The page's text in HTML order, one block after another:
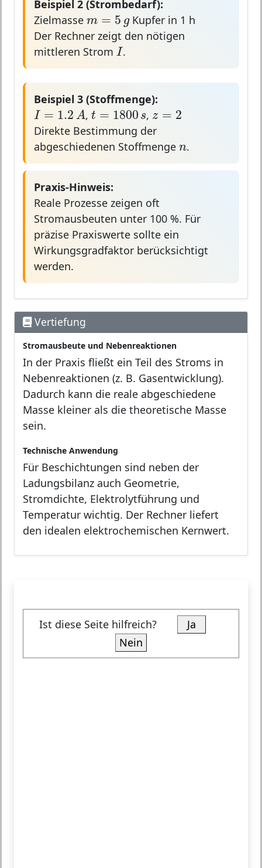
Beispiel 2 (Strombedarf):
Zielmasse m = 5 g
m=5gKupfer in 1 h
Der Rechner zeigt den nötigen
mittleren Strom I
I.
Beispiel 3 (Stoffmenge):
I = 1.2 A
I=1.2A , t = 1800 s
t=1800s, z = 2
z 2
Direkte Bestimmung der
abgeschiedenen Stoffmenge n.
Praxis-Hinweis:
Reale Prozesse zeigen oft
Stromausbeuten unter 100 %. Für
präzise Praxiswerte sollte ein
Wirkungsgradfaktor berücksichtigt
werden.
Vertiefung
Stromausbeute und Nebenreaktionen
In der Praxis fließt ein Teil des Stroms in
Nebenreaktionen (z. B. Gasentwicklung).
Dadurch kann die reale abgeschiedene
Masse kleiner als die theoretische Masse
sein.
Technische Anwendung
Für Beschichtungen sind neben der
Ladungsbilanz auch Geometrie,
Stromdichte, Elektrolytführung und
Temperatur wichtig. Der Rechner liefert
den idealen elektrochemischen Kernwert.
Ist diese Seite hilfreich?
Ja
Nein